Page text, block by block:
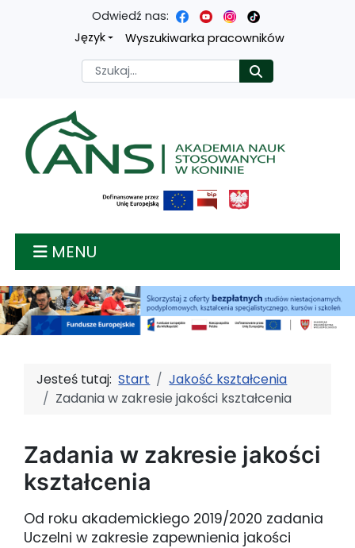
Przejdź
treści
głównej
Przejdź
menu
nawigacyjnego
Przejdź
wyszukiwarki
Przejdź
mapy
strony
Odwiedź nas:
Język
Wyszukiwarka pracowników
Szukaj
Akademia nauk
MENU
Jesteś tutaj:Start
Jakość kształcenia
Zadania w zakresie jakości kształcenia
Zadania w zakresie jakości
kształcenia
Od roku akademickiego 2019/2020 zadania
Uczelni w zakresie zapewnienia jakości